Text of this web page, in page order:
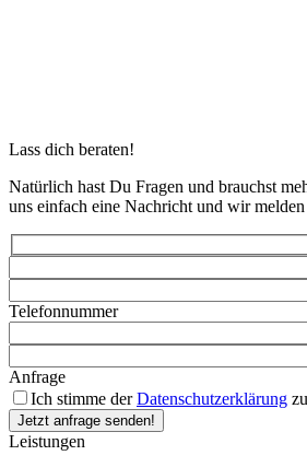
Lass dich beraten!
Natürlich hast Du Fragen und brauchst
uns einfach eine Nachricht und wir
Telefonnummer
Anfrage
Ich stimme derDatenschutzerklärung
Leistungen